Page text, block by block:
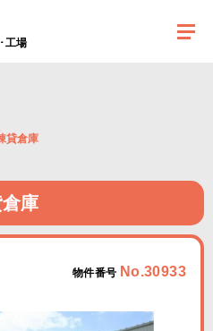
土)～8月16日(日)まで休業とさせていた
工場
貸倉庫
庫
物件番号 No.30933